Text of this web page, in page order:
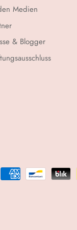
Medien
& Blogger